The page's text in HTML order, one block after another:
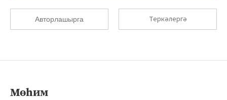
Авторлашырга Теркәлергә
Мөһим